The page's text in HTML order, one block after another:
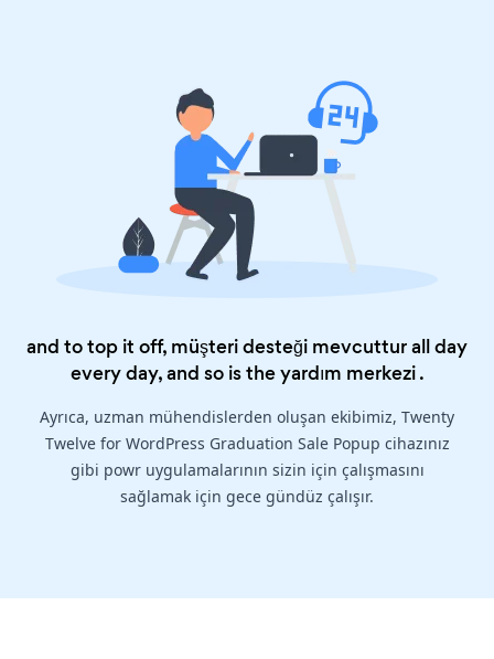
and to top it off, müşteri desteği mevcuttur all day
every day, and so is theyardım merkezi.
Ayrıca, uzman mühendislerden oluşan ekibimiz, Twenty
Twelve for WordPress Graduation Sale Popup cihazınız
gibi powr uygulamalarının sizin için çalışmasını
sağlamak için gece gündüz çalışır.